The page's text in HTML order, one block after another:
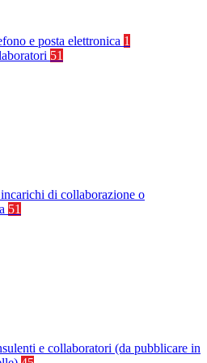
e posta elettronica 1
51
di collaborazione o
51
e collaboratori (da pubblicare in